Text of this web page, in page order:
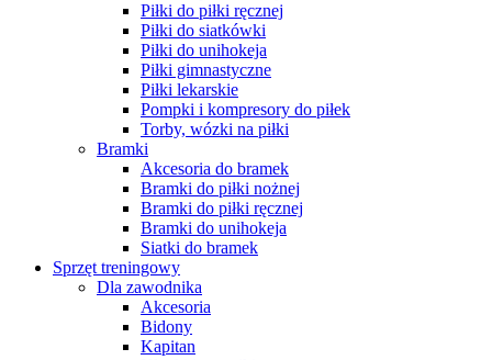
Piłki do piłki ręcznej
Piłki do siatkówki
Piłki do unihokeja
Piłki gimnastyczne
Piłki lekarskie
Pompki i kompresory do piłek
Torby, wózki na piłki
Bramki
Akcesoria do bramek
Bramki do piłki nożnej
Bramki do piłki ręcznej
Bramki do unihokeja
Siatki do bramek
Sprzęt treningowy
Dla zawodnika
Akcesoria
Bidony
Kapitan